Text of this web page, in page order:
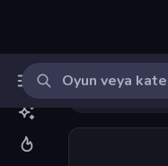
Oyun ara
Tek